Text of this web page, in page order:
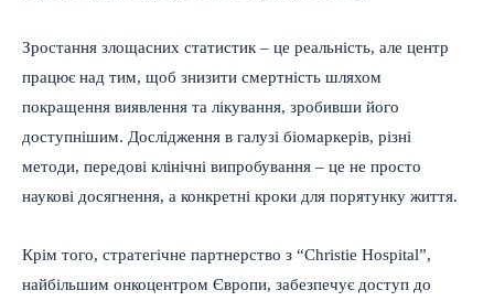
Зростання злощасних статистик – це реальність, але центр
працює над тим, щоб знизити смертність шляхом
покращення виявлення та лікування, зробивши його
доступнішим. Дослідження в галузі біомаркерів, різні
методи, передові клінічні випробування – це не просто
наукові досягнення, а конкретні кроки для порятунку життя.
Крім того, стратегічне партнерство з “Christie Hospital”,
найбільшим онкоцентром Європи, забезпечує доступ до